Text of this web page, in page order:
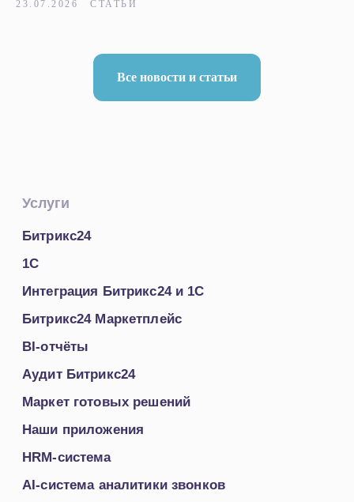
23.07.2026 СТАТЬИ
Все новости и статьи